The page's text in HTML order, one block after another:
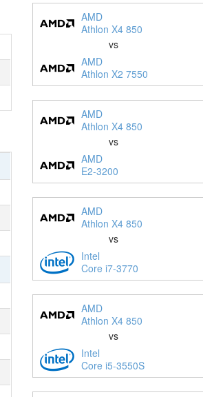
AMD
Athlon X4 850
vs
AMD
Athlon X2 7550
AMD
Athlon X4 850
vs
AMD
E2-3200
AMD
Athlon X4 850
vs
Intel
Core i7-3770
AMD
Athlon X4 850
vs
Intel
Core i5-3550S